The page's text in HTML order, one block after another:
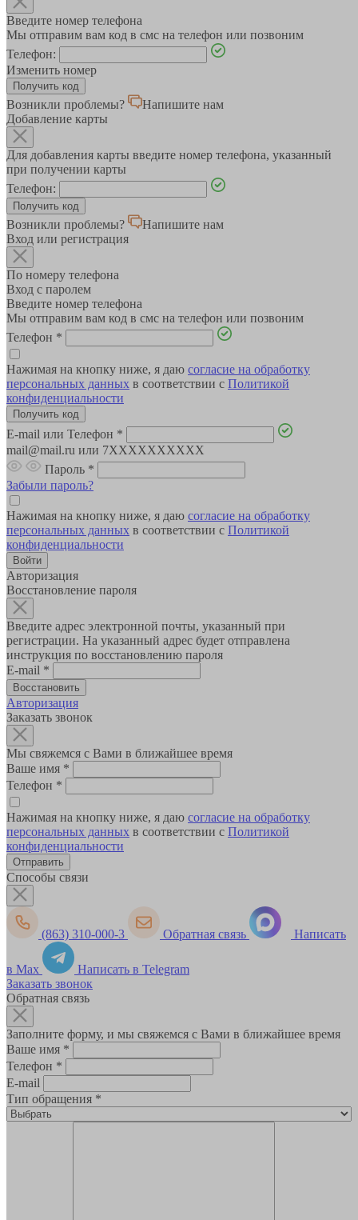
Введите номер телефона
Мы отправим вам код в смс на телефон или позвоним
Телефон:
Изменить номер
Возникли проблемы?
Напишите нам
Добавление карты
Для добавления карты введите номер телефона, указанный
при получении карты
Телефон:
Возникли проблемы?
Напишите нам
Вход или регистрация
По номеру телефона
Вход с паролем
Введите номер телефона
Мы отправим вам код в смс на телефон или позвоним
Телефон *
Нажимая на кнопку ниже, я даю согласие на обработку
персональных данных в соответствии с Политикой
конфиденциальности
E-mail или Телефон *
mail@mail.ru или 7XXXXXXXXXX
Пароль *
Забыли пароль?
Нажимая на кнопку ниже, я даю согласие на обработку
персональных данных в соответствии с Политикой
конфиденциальности
Авторизация
Восстановление пароля
Введите адрес электронной почты, указанный при
регистрации. На указанный адрес будет отправлена
инструкция по восстановлению пароля
E-mail *
Авторизация
Заказать звонок
Мы свяжемся с Вами в ближайшее время
Ваше имя *
Телефон *
Нажимая на кнопку ниже, я даю согласие на обработку
персональных данных в соответствии с Политикой
конфиденциальности
Способы связи
(863) 310-000-3 Обратная связь Написать
в Max
Написать в Telegram
Заказать звонок
Обратная связь
Заполните форму, и мы свяжемся с Вами в ближайшее время
Ваше имя *
Телефон *
E-mail
Тип обращения *